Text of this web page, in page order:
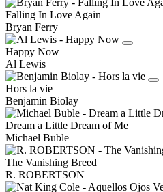
Falling In Love Again
Bryan Ferry
Happy Now
Al Lewis
Hors la vie
Benjamin Biolay
Dream a Little Dream of Me
Michael Buble
The Vanishing Breed
R. ROBERTSON